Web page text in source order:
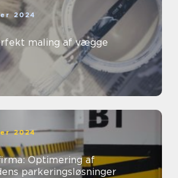
2024
maling af vægge
2024
Optimering af
parkeringsløsninger